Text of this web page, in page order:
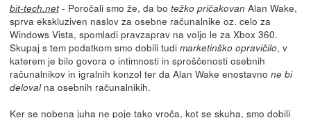
bit-tech.net- Poročali smo že, da bo težko pričakovan Alan Wake,
sprva ekskluziven naslov za osebne računalnike oz. celo za
Windows Vista, spomladi pravzaprav na voljo le za Xbox 360.
Skupaj s tem podatkom smo dobili tudi marketinško opravičilo, v
katerem je bilo govora o intimnosti in sproščenosti osebnih
računalnikov in igralnih konzol ter da Alan Wake enostavno ne bi
delovalna osebnih računalnikih.
Ker se nobena juha ne poje tako vroča, kot se skuha, smo dobili